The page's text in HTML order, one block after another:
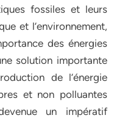
fossiles et leurs
et l’environnement,
des énergies
solution importante
de l’énergie
et non polluantes
un impératif